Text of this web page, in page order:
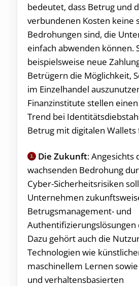
bedeutet, dass Betrug und
verbundenen Kosten keine
Bedrohungen sind, die
einfach abwenden können.
beispielsweise neue
Betrügern die Möglichkeit,
im Einzelhandel
Finanzinstitute stellen
Trend bei
Betrug mit digitalen Wallets
3. Die Zukunft: Angesichts
wachsenden Bedrohung
Cyber-Sicherheitsrisiken
Unternehmen
Betrugsmanagement- und
Dazu gehört auch die
Technologien wie
maschinellem Lernen
und verhaltensbasierten